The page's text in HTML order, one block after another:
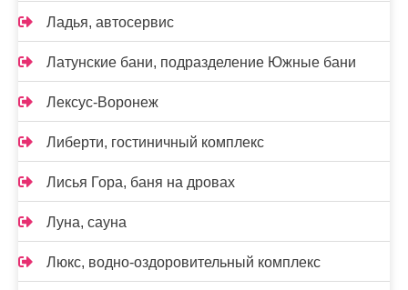
Ладья, автосервис
Латунские бани, подразделение Южные бани
Лексус-Воронеж
Либерти, гостиничный комплекс
Лисья Гора, баня на дровах
Луна, сауна
Люкс, водно-оздоровительный комплекс